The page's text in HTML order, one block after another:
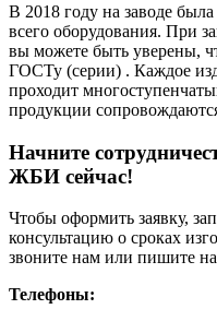
В 2018 году на заводе
всего оборудования. При
вы можете быть уверены,
ГОСТу (серии) . Каждое
проходит
продукции
Начните
ЖБИ сейчас!
Чтобы оформить заявку,
консультацию о сроках
звоните нам или пишите
Телефоны: